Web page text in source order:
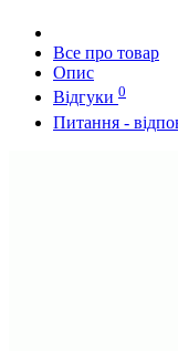
Все про товар
Опис
Відгуки 0
Питання -